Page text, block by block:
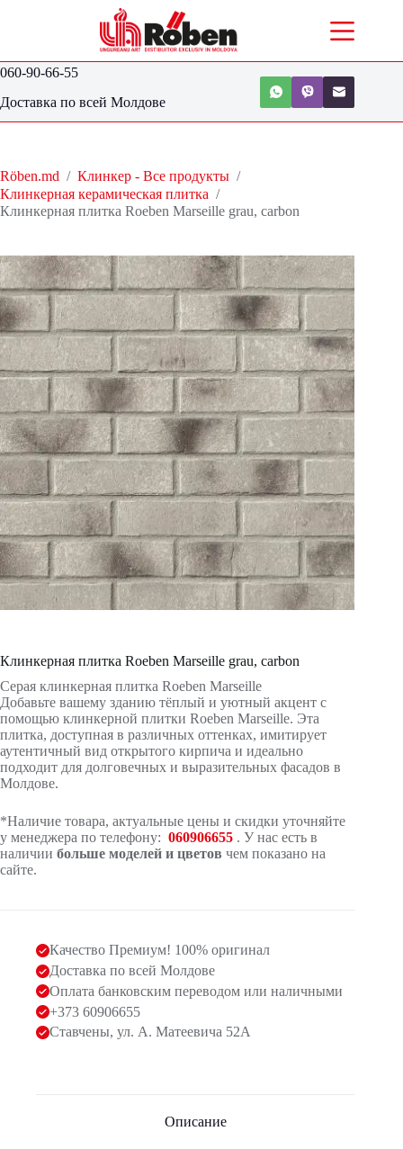
060-90-66-55
Доставка по всей Молдове
Röben.md / Клинкер - Все продукты /
Клинкерная керамическая плитка /
Клинкерная плитка Roeben Marseille grau, carbon
Клинкерная плитка Roeben Marseille grau, carbon
Серая клинкерная плитка Roeben Marseille
Добавьте вашему зданию тёплый и уютный акцент с
помощью клинкерной плитки Roeben Marseille. Эта
плитка, доступная в различных оттенках, имитирует
аутентичный вид открытого кирпича и идеально
подходит для долговечных и выразительных фасадов в
Молдове.
*Наличие товара, актуальные цены и скидки уточняйте
у менеджера по телефону: 060906655 . У нас есть в
наличии больше моделей и цветов чем показано на
сайте.
Качество Премиум! 100% оригинал
Доставка по всей Молдове
Оплата банковским переводом или наличными
+373 60906655
Ставчены, ул. А. Матеевича 52А
Описание